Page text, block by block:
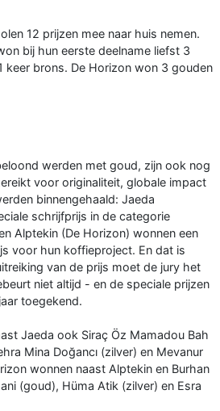
12 prijzen mee naar huis nemen.
bij hun eerste deelname liefst 3
keer brons. De Horizon won 3 gouden
werden met goud, zijn ook nog
voor originaliteit, globale impact
binnengehaald: Jaeda
schrijfprijs in de categorie
Alptekin (De Horizon) wonnen een
voor hun koffieproject. En dat is
van de prijs moet de jury het
niet altijd - en de speciale prijzen
toegekend.
Jaeda ook Siraç Öz Mamadou Bah
Mina Doğancı (zilver) en Mevanur
wonnen naast Alptekin en Burhan
(goud), Hüma Atik (zilver) en Esra